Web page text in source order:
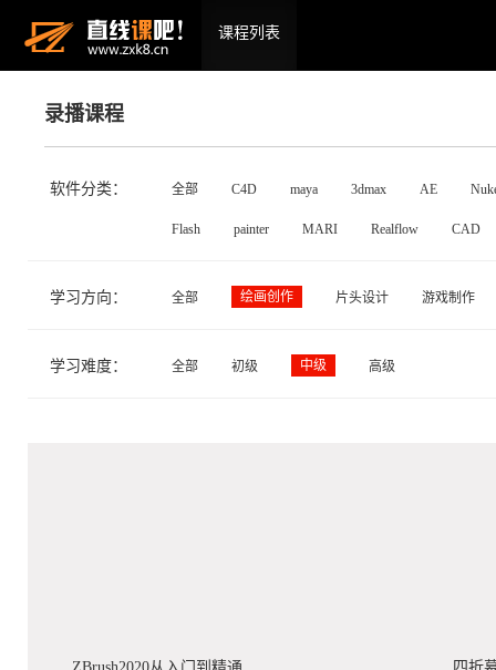
课程列表
录播课程
软件分类： 全部 C4D maya 3dmax AE
Flash painter MARI Realflow CAD
学习方向： 全部 绘画创作 片头设计 游戏制作
学习难度： 全部 初级 中级 高级